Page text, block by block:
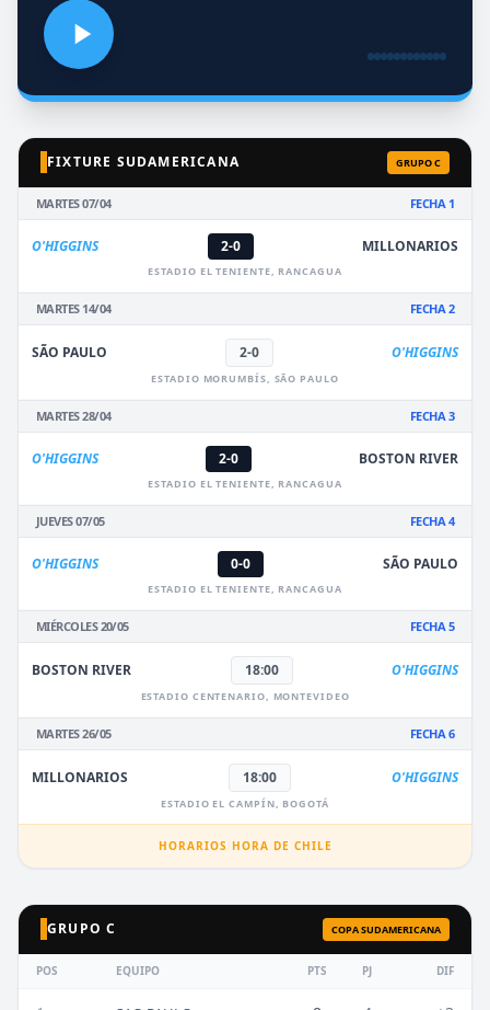
FIXTURE SUDAMERICANA GRUPO C
MARTES 07/04 FECHA 1
O'HIGGINS 2-0 MILLONARIOS
ESTADIO EL TENIENTE, RANCAGUA
MARTES 14/04 FECHA 2
SÃO PAULO 2-0 O'HIGGINS
ESTADIO MORUMBÍS, SÃO PAULO
MARTES 28/04 FECHA 3
O'HIGGINS 2-0 BOSTON RIVER
ESTADIO EL TENIENTE, RANCAGUA
JUEVES 07/05 FECHA 4
O'HIGGINS 0-0 SÃO PAULO
ESTADIO EL TENIENTE, RANCAGUA
MIÉRCOLES 20/05 FECHA 5
BOSTON RIVER 18:00 O'HIGGINS
ESTADIO CENTENARIO, MONTEVIDEO
MARTES 26/05 FECHA 6
MILLONARIOS 18:00 O'HIGGINS
ESTADIO EL CAMPÍN, BOGOTÁ
HORARIOS HORA DE CHILE
GRUPO C COPA SUDAMERICANA
POS EQUIPO PTS PJ DIF